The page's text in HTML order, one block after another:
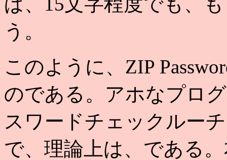
う。
このように、ZIP
のである。アホなプロ
スワードチェックルー
で、理論上は、である